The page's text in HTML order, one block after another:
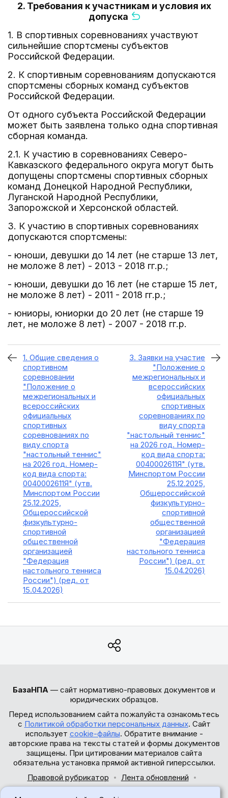
2. Требования к участникам и условия их
допуска
1. В спортивных соревнованиях участвуют
сильнейшие спортсмены субъектов
Российской Федерации.
2. К спортивным соревнованиям допускаются
спортсмены сборных команд субъектов
Российской Федерации.
От одного субъекта Российской Федерации
может быть заявлена только одна спортивная
сборная команда.
2.1. К участию в соревнованиях Северо-
Кавказского федерального округа могут быть
допущены спортсмены спортивных сборных
команд Донецкой Народной Республики,
Луганской Народной Республики,
Запорожской и Херсонской областей.
3. К участию в спортивных соревнованиях
допускаются спортсмены:
- юноши, девушки до 14 лет (не старше 13 лет,
не моложе 8 лет) - 2013 - 2018 гг.р.;
- юноши, девушки до 16 лет (не старше 15 лет,
не моложе 8 лет) - 2011 - 2018 гг.р.;
- юниоры, юниорки до 20 лет (не старше 19
лет, не моложе 8 лет) - 2007 - 2018 гг.р.
1. Общие сведения о
спортивном
соревновании
"Положение о
межрегиональных и
всероссийских
официальных
спортивных
соревнованиях по
виду спорта
"настольный теннис"
на 2026 год. Номер-
код вида спорта:
0040002611Я" (утв.
Минспортом России
25.12.2025,
Общероссийской
физкультурно-
спортивной
общественной
организацией
"Федерация
настольного тенниса
России") (ред. от
15.04.2026)
3. Заявки на участие
"Положение о
межрегиональных и
всероссийских
официальных
спортивных
соревнованиях по
виду спорта
"настольный теннис"
на 2026 год. Номер-
код вида спорта:
0040002611Я" (утв.
Минспортом России
25.12.2025,
Общероссийской
физкультурно-
спортивной
общественной
организацией
"Федерация
настольного тенниса
России") (ред. от
15.04.2026)
БазаНПА — сайт нормативно-правовых документов и
юридических образцов.
Перед использованием сайта пожалуйста ознакомьтесь
с Политикой обработки персональных данных. Сайт
использует cookie-файлы. Обратите внимание -
авторские права на тексты статей и формы документов
защищены. При цитировании материалов сайта
обязательна установка прямой активной гиперссылки.
Правовой рубрикатор
Лента обновлений